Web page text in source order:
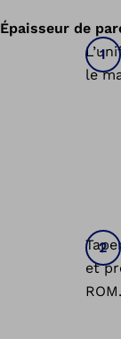
Épaisseur de
le
et
ROM.